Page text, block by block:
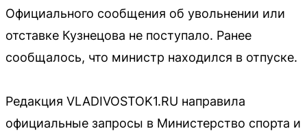
Официального сообщения об увольнении или
отставке Кузнецова не поступало. Ранее
сообщалось, что министр находился в отпуске.
Редакция VLADIVOSTOK1.RU направила
официальные запросы в Министерство спорта и